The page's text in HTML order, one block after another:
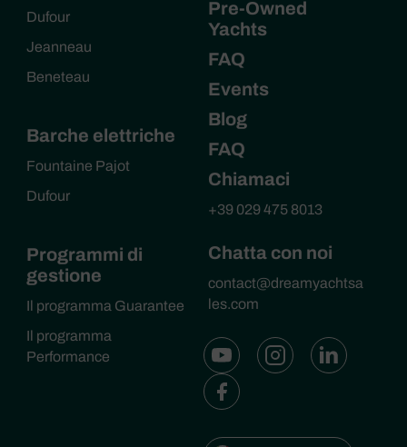
Dufour
Jeanneau
Beneteau
Barche elettriche
Fountaine Pajot
Dufour
Programmi di
gestione
Il programma Guarantee
Il programma
Performance
Pre-Owned
Yachts
FAQ
Events
Blog
FAQ
Chiamaci
+39 029 475 8013
Chatta con noi
contact@dreamyachtsa
les.com